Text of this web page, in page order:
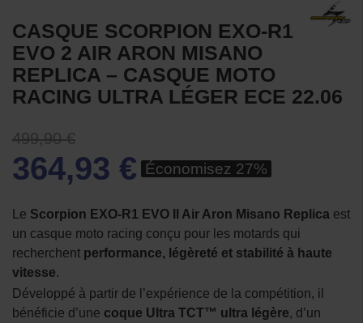
CASQUE SCORPION EXO-R1
EVO 2 AIR ARON MISANO
REPLICA – CASQUE MOTO
RACING ULTRA LÉGER ECE 22.06
499,90 €
364,93 € Économisez 27%
Le Scorpion EXO-R1 EVO II Air Aron Misano Replica est
un casque moto racing conçu pour les motards qui
recherchent performance, légèreté et stabilité à haute
vitesse.
Développé à partir de l’expérience de la compétition, il
bénéficie d’une coque Ultra TCT™ ultra légère, d’un